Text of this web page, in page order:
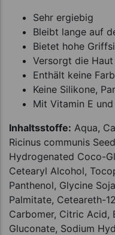
Sehr ergiebig
Bleibt lange auf
Bietet hohe
Versorgt die
Enthält keine
Keine Silikone,
Mit Vitamin E
Inhaltsstoffe: Aqua,
Ricinus communis
Hydrogenated Coco-
Cetearyl Alcohol,
Panthenol, Glycine
Palmitate, Ceteareth-
Carbomer, Citric Acid,
Gluconate, Sodium